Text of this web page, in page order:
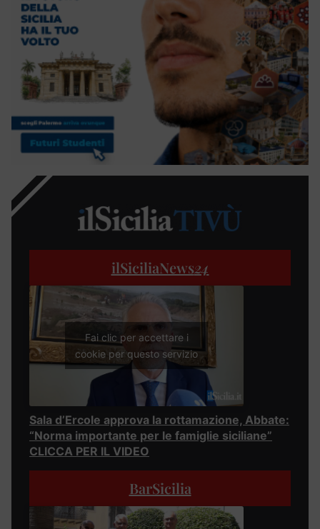
ilSiciliaNews24
Fai clic per accettare i
cookie per questo servizio
Sala d’Ercole approva la rottamazione, Abbate:
“Norma importante per le famiglie siciliane”
CLICCA PER IL VIDEO
BarSicilia